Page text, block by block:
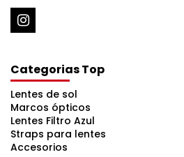
Categorias Top
Lentes de sol
Marcos ópticos
Lentes Filtro Azul
Straps para lentes
Accesorios